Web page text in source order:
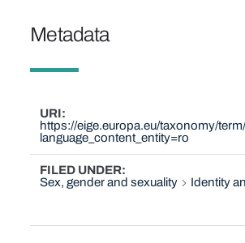
Metadata
URI
https://eige.europa.eu/taxonomy/
language_content_entity=ro
FILED UNDER
Sex, gender and sexuality
Identity